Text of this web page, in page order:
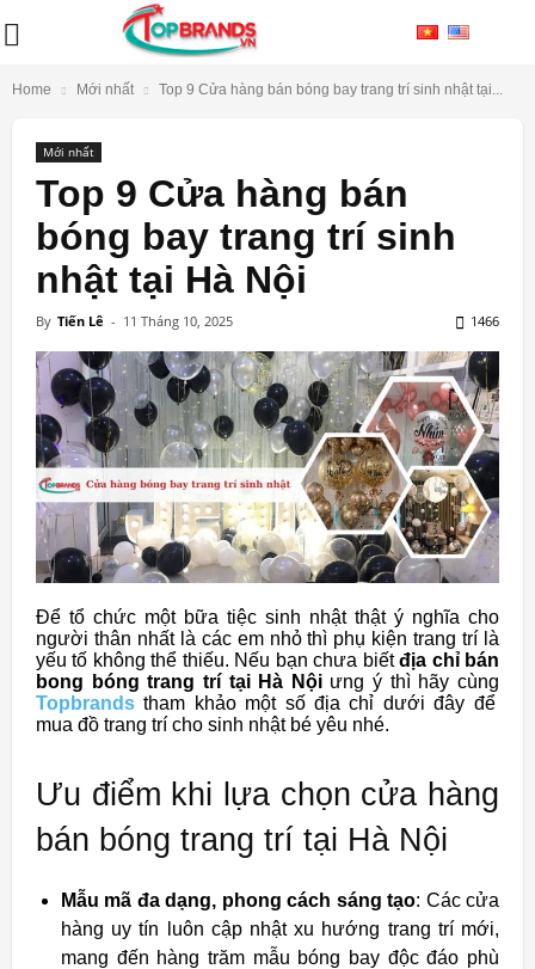
Home Mới nhất Top 9 Cửa hàng bán bóng bay trang trí sinh nhật tại...
Mới nhất
Top 9 Cửa hàng bán
bóng bay trang trí sinh
nhật tại Hà Nội
By Tiến Lê - 11 Tháng 10, 2025 1466
Để tổ chức một bữa tiệc sinh nhật thật ý nghĩa cho
người thân nhất là các em nhỏ thì phụ kiện trang trí là
yếu tố không thể thiếu. Nếu bạn chưa biếtđịa chỉ bán
bong bóng trang trí tại Hà Nộiưng ý thì hãy cùng
Topbrands tham khảo một số địa chỉ dưới đây để
mua đồ trang trí cho sinh nhật bé yêu nhé.
Ưu điểm khi lựa chọn cửa hàng
bán bóng trang trí tại Hà Nội
Mẫu mã đa dạng, phong cách sáng tạo: Các cửa
hàng uy tín luôn cập nhật xu hướng trang trí mới,
mang đến hàng trăm mẫu bóng bay độc đáo phù